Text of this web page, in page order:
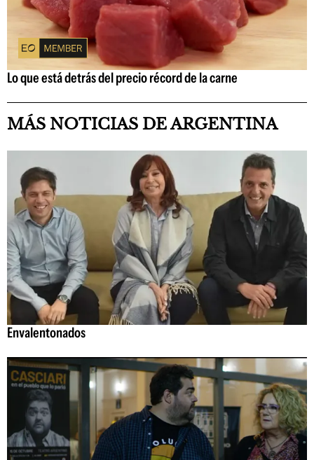
Lo que está detrás del precio récord de la carne
MÁS NOTICIAS DE ARGENTINA
Envalentonados